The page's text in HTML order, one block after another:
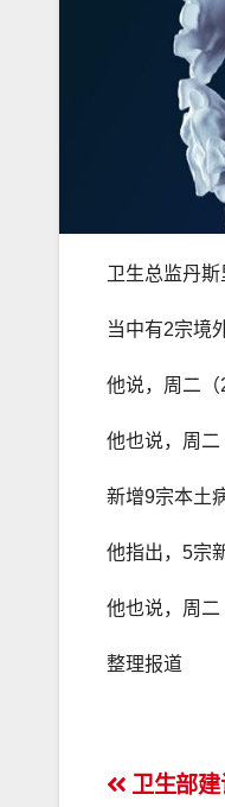
卫生总监丹
当中有2宗境
他说，周二（
他也说，周二
新增9宗本土
他指出，5宗
他也说，周二
整理报道
文卫生部